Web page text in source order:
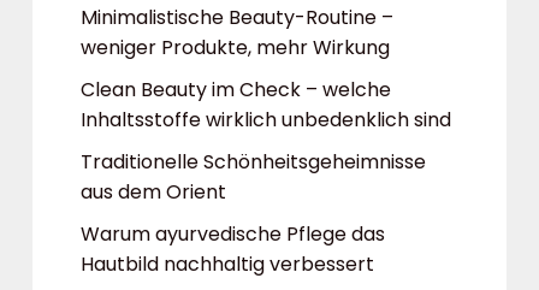
Minimalistische Beauty-Routine –
weniger Produkte, mehr Wirkung
Clean Beauty im Check – welche
Inhaltsstoffe wirklich unbedenklich sind
Traditionelle Schönheitsgeheimnisse
aus dem Orient
Warum ayurvedische Pflege das
Hautbild nachhaltig verbessert